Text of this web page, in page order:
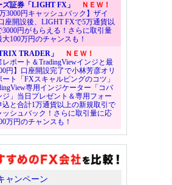
ズ証券「LIGHT FX」
ＮＥＷ！
万3000円キャッシュバック】ザイ
座開設後、LIGHT FXで5万通貨以
3000円がもらえる！さらに取引量
100万円のチャンスも！
TRADER」
ＮＥＷ！
レポート＆TradingViewインジと最
円】口座開設完了で小林芳彦オリ
ト「FXスキャルピングのコツ」
専用インジケーター「コバ
ジ」当日プレゼント＆専用フォー
込と合計1万通貨以上の新規取引で
ッシュバック！さらに取引量に応
万円のチャンスも！
ャンペーン